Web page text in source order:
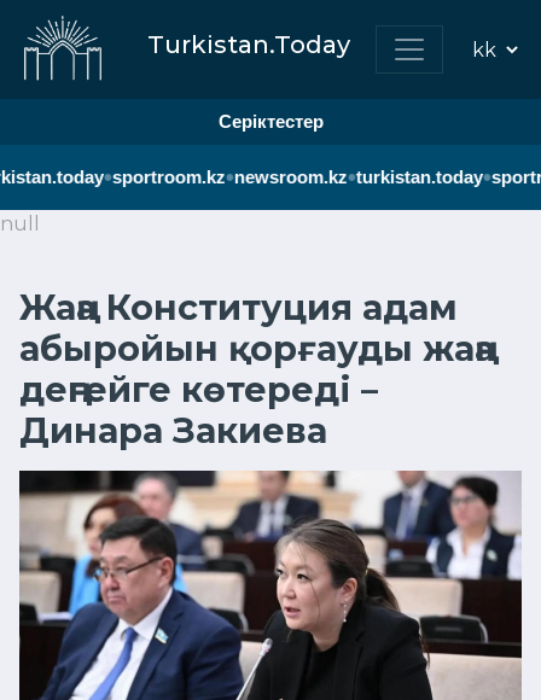
Turkistan.Today
Серіктестер
•sportroom.kz•newsroom.kz•turkistan.today•
null
Жаңа Конституция адам
абыройын қорғауды жаңа
деңгейге көтереді –
Динара Закиева